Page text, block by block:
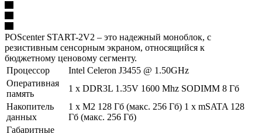
POScenter START-2V2 – это надежный моноблок, с
резистивным сенсорным экраном, относящийся к
бюджетному ценовому сегменту.
Процессор
Intel Celeron J3455 @ 1.50GHz
Оперативная
память
1 х DDR3L 1.35V 1600 Mhz SODIMM 8 Гб
Накопитель
данных
1 х M2 128 Гб (макс. 256 Гб) 1 х mSATA 128
Гб (макс. 256 Гб)
Габаритные